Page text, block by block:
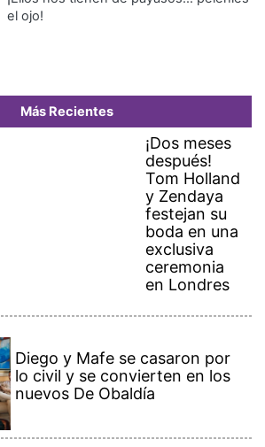
el ojo!
Más Recientes
¡Dos meses
después!
Tom Holland
y Zendaya
festejan su
boda en una
exclusiva
ceremonia
en Londres
Diego y Mafe se casaron por
lo civil y se convierten en los
nuevos De Obaldía